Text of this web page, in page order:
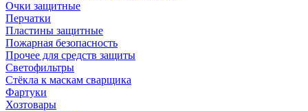
Очки защитные
Перчатки
Пластины защитные
Пожарная безопасность
Прочее для средств защиты
Светофильтры
Стёкла к маскам сварщика
Фартуки
Хозтовары